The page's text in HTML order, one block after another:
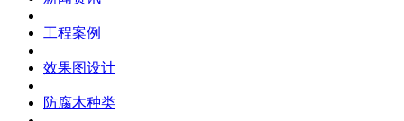
工程案例
效果图设计
防腐木种类